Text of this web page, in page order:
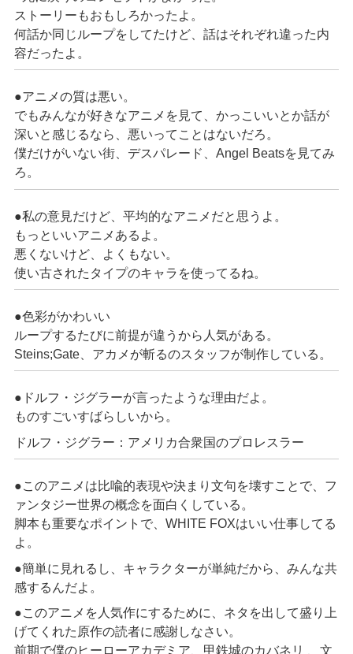
ストーリーもおもしろかったよ。
何話か同じループをしてたけど、話はそれぞれ違った内
容だったよ。
●アニメの質は悪い。
でもみんなが好きなアニメを見て、かっこいいとか話が
深いと感じるなら、悪いってことはないだろ。
僕だけがいない街、デスパレード、Angel Beatsを見てみ
ろ。
●私の意見だけど、平均的なアニメだと思うよ。
もっといいアニメあるよ。
悪くないけど、よくもない。
使い古されたタイプのキャラを使ってるね。
●色彩がかわいい
ループするたびに前提が違うから人気がある。
Steins;Gate、アカメが斬るのスタッフが制作している。
●ドルフ・ジグラーが言ったような理由だよ。
ものすごいすばらしいから。
ドルフ・ジグラー：アメリカ合衆国のプロレスラー
●このアニメは比喩的表現や決まり文句を壊すことで、フ
ァンタジー世界の概念を面白くしている。
脚本も重要なポイントで、WHITE FOXはいい仕事してる
よ。
●簡単に見れるし、キャラクターが単純だから、みんな共
感するんだよ。
●このアニメを人気作にするために、ネタを出して盛り上
げてくれた原作の読者に感謝しなさい。
前期で僕のヒーローアカデミア、甲鉄城のカバネリ 、文